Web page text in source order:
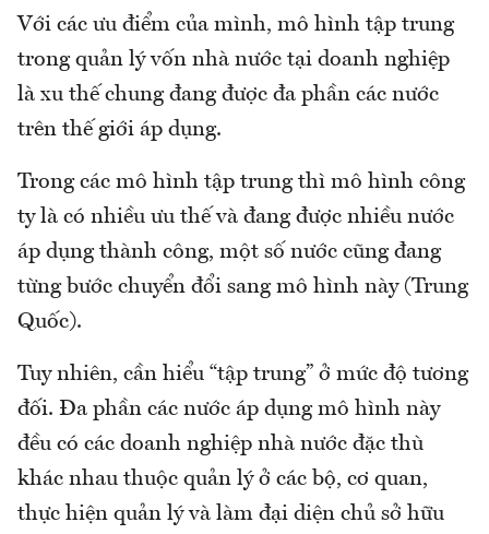
Với các ưu điểm của mình, mô hình tập trung
trong quản lý vốn nhà nước tại doanh nghiệp
là xu thế chung đang được đa phần các nước
trên thế giới áp dụng.
Trong các mô hình tập trung thì mô hình công
ty là có nhiều ưu thế và đang được nhiều nước
áp dụng thành công, một số nước cũng đang
từng bước chuyển đổi sang mô hình này (Trung
Quốc).
Tuy nhiên, cần hiểu “tập trung” ở mức độ tương
đối. Đa phần các nước áp dụng mô hình này
đều có các doanh nghiệp nhà nước đặc thù
khác nhau thuộc quản lý ở các bộ, cơ quan,
thực hiện quản lý và làm đại diện chủ sở hữu